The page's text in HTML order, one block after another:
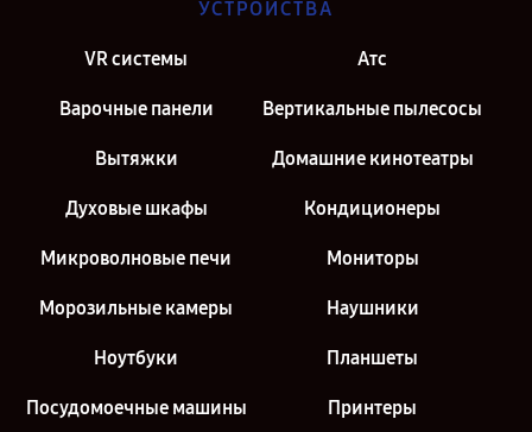
УСТРОЙСТВА
VR системы Атс
Варочные панели Вертикальные пылесосы
Вытяжки Домашние кинотеатры
Духовые шкафы Кондиционеры
Микроволновые печи Мониторы
Морозильные камеры Наушники
Ноутбуки Планшеты
Посудомоечные машины Принтеры